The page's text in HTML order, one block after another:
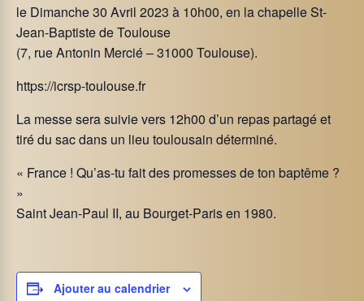
le Dimanche 30 Avril 2023 à 10h00, en la chapelle St-
Jean-Baptiste de Toulouse
(7, rue Antonin Mercié – 31000 Toulouse).
https://icrsp-toulouse.fr
La messe sera suivie vers 12h00 d’un repas partagé et
tiré du sac dans un lieu toulousain déterminé.
« France ! Qu’as-tu fait des promesses de ton baptême ?
»
Saint Jean-Paul II, au Bourget-Paris en 1980.
Ajouter au calendrier